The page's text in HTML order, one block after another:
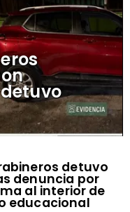
detuvo
denuncia por
al interior de
educacional